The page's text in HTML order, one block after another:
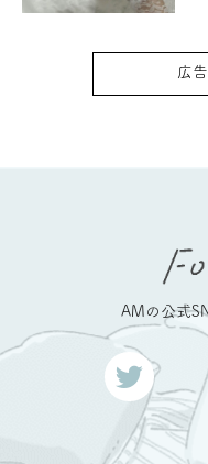
広
AMの公式